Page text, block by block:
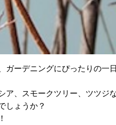
ガーデニングにぴったりの一
ア、スモークツリー、ツツジ
しょうか？